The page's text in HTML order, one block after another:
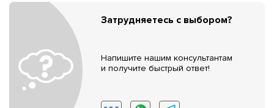
Затрудняетесь с выбором?
Напишите нашим консультантам
и получите быстрый ответ!